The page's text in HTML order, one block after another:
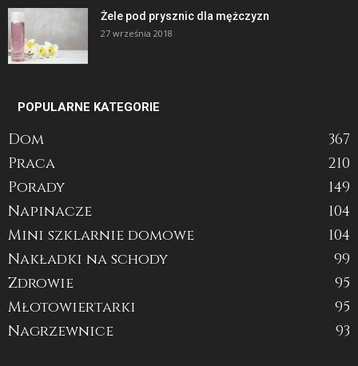
Żele pod prysznic dla mężczyzn
27 września 2018
POPULARNE KATEGORIE
Dom
367
Praca
210
Porady
149
Napinacze
104
Mini szklarnie domowe
104
Nakładki na schody
99
Zdrowie
95
Młotowiertarki
95
Nagrzewnice
93